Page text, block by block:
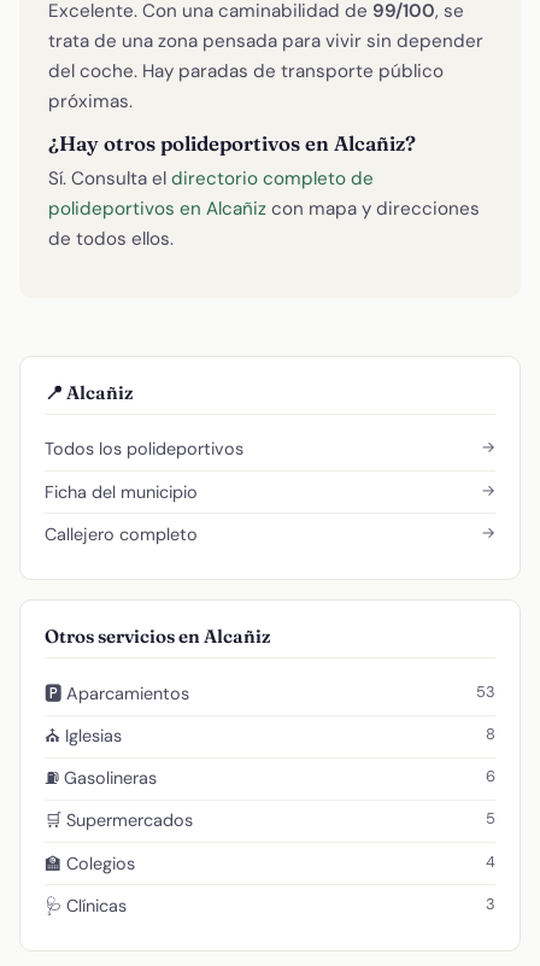
Excelente. Con una caminabilidad de 99/100, se
trata de una zona pensada para vivir sin depender
del coche. Hay paradas de transporte público
próximas.
¿Hay otros polideportivos en Alcañiz?
Sí. Consulta el directorio completo de
polideportivos en Alcañiz con mapa y direcciones
de todos ellos.
📍 Alcañiz
Todos los polideportivos →
Ficha del municipio →
Callejero completo →
Otros servicios en Alcañiz
🅿️ Aparcamientos 53
⛪ Iglesias 8
⛽ Gasolineras 6
🛒 Supermercados 5
🏫 Colegios 4
🩺 Clínicas 3